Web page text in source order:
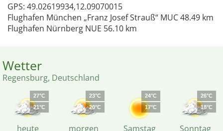
GPS: 49.02619934,12.09070015
Flughafen München „Franz Josef Strauß“ MUC 48.49 km
Flughafen Nürnberg NUE 56.10 km
Wetter
Regensburg, Deutschland
27°C
21°C
heute
23°C
20°C
morgen
24°C
17°C
Samstag
26°C
18°C
Sonntag